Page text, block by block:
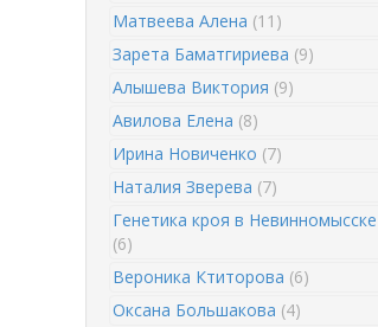
Матвеева Алена (11)
Зарета Баматгириева (9)
Алышева Виктория (9)
Авилова Елена (8)
Ирина Новиченко (7)
Наталия Зверева (7)
Генетика кроя в Невинномысске
(6)
Вероника Ктиторова (6)
Оксана Большакова (4)